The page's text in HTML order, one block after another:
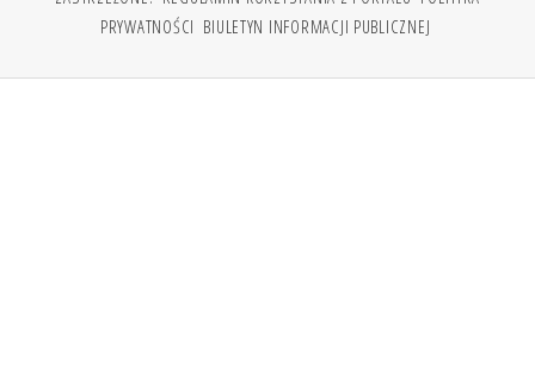
PRYWATNOŚCI BIULETYN INFORMACJI PUBLICZNEJ